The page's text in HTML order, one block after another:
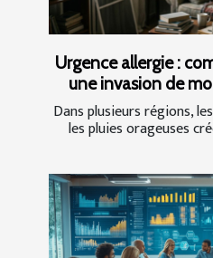
Urgence allergie :
une invasion de
Dans plusieurs régions,
les pluies orageuses